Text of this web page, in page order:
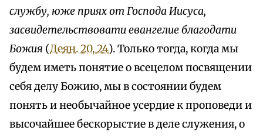
службу, юже приях от Господа Иисуса,
засвидетельствовати евангелие благодати
Божия (Деян. 20, 24). Только тогда, когда мы
будем иметь понятие о всецелом посвящении
себя делу Божию, мы в состоянии будем
понять и необычайное усердие к проповеди и
высочайшее бескорыстие в деле служения, о